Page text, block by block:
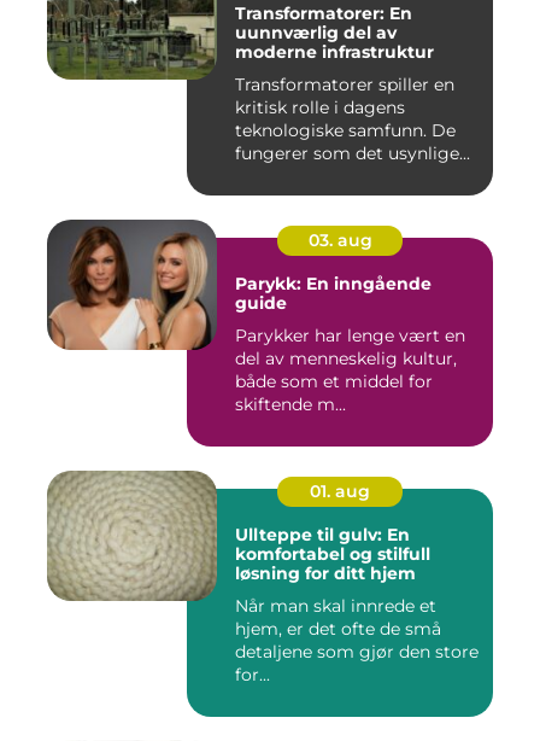
Transformatorer: En
uunnværlig del av
moderne infrastruktur
Transformatorer spiller en
kritisk rolle i dagens
teknologiske samfunn. De
fungerer som det usynlige...
03. aug
Parykk: En inngående
guide
Parykker har lenge vært en
del av menneskelig kultur,
både som et middel for
skiftende m...
01. aug
Ullteppe til gulv: En
komfortabel og stilfull
løsning for ditt hjem
Når man skal innrede et
hjem, er det ofte de små
detaljene som gjør den store
for...